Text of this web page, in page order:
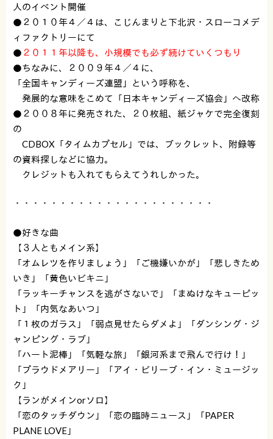
人のイベント開催
●２０１０年４／４は、こじんまりと下北沢・スローコメデ
ィファクトリーにて
● ２０１１年以降も、小規模でも必ず続けていくつもり
●ちなみに、２００９年４／４に、
「全国キャンディーズ連盟」という呼称を、
発展的な意味をこめて「日本キャンディーズ協会」へ改称
●２００８年に発売された、２０枚組、紙ジャケで完全復刻
の
CDBOX「タイムカプセル」では、ブックレット、附録等
の資料探しなどに協力。
クレジットも入れてもらえてうれしかった。
・・・・・・・・・・・・・・・・・・・・・・
●好きな曲
【３人ともメイン系】
「オムレツを作りましょう」「ご機嫌いかが」「悲しきため
いき」「黄色いビキニ」
「ラッキーチャンスを逃がさないで」「まぬけなキューピッ
ト」「内気なあいつ」
「１枚のガラス」「弱点見せたらダメよ」「ダンシング・ジ
ャンピング・ラブ」
「ハート泥棒」「気軽な旅」「銀河系まで飛んで行け！」
「プラウドメアリー」「アイ・ビリーブ・イン・ミュージッ
ク」
【ランがメインorソロ】
「恋のタッチダウン」「恋の臨時ニュース」「PAPER
PLANE LOVE」